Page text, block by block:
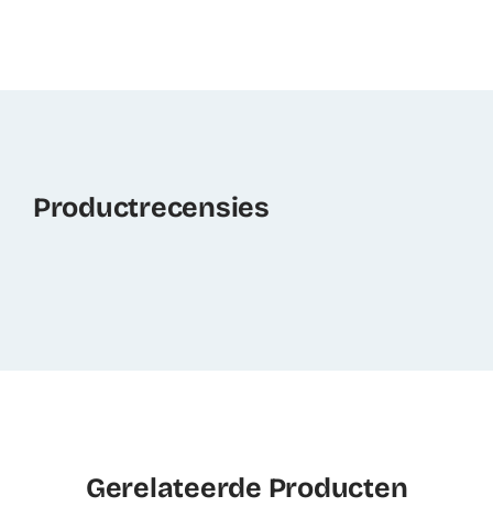
Productrecensies
Gerelateerde Producten